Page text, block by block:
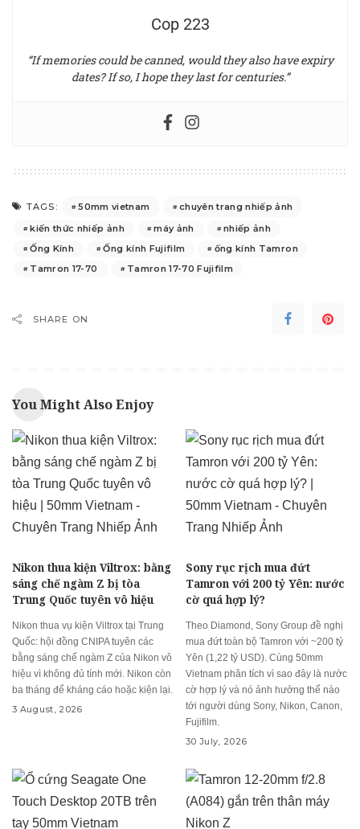
Cop 223
“If memories could be canned, would they also have expiry
dates? If so, I hope they last for centuries.”
TAGS: 50mm vietnam
chuyên trang nhiếp ảnh
kiến thức nhiếp ảnh
máy ảnh
nhiếp ảnh
Ống Kính
Ống kính Fujifilm
ống kính Tamron
Tamron 17-70
Tamron 17-70 Fujifilm
SHARE ON
You Might Also Enjoy
Nikon thua kiện Viltrox: bằng
sáng chế ngàm Z bị tòa
Trung Quốc tuyên vô hiệu
Nikon thua vụ kiện Viltrox tại Trung
Quốc: hội đồng CNIPA tuyên các
bằng sáng chế ngàm Z của Nikon vô
hiệu vì không đủ tính mới. Nikon còn
ba tháng để kháng cáo hoặc kiện lại.
3 August, 2026
Sony rục rịch mua đứt
Tamron với 200 tỷ Yên: nước
cờ quá hợp lý?
Theo Diamond, Sony Group đề nghị
mua đứt toàn bộ Tamron với ~200 tỷ
Yên (1,22 tỷ USD). Cùng 50mm
Vietnam phân tích vì sao đây là nước
cờ hợp lý và nó ảnh hưởng thế nào
tới người dùng Sony, Nikon, Canon,
Fujifilm.
30 July, 2026